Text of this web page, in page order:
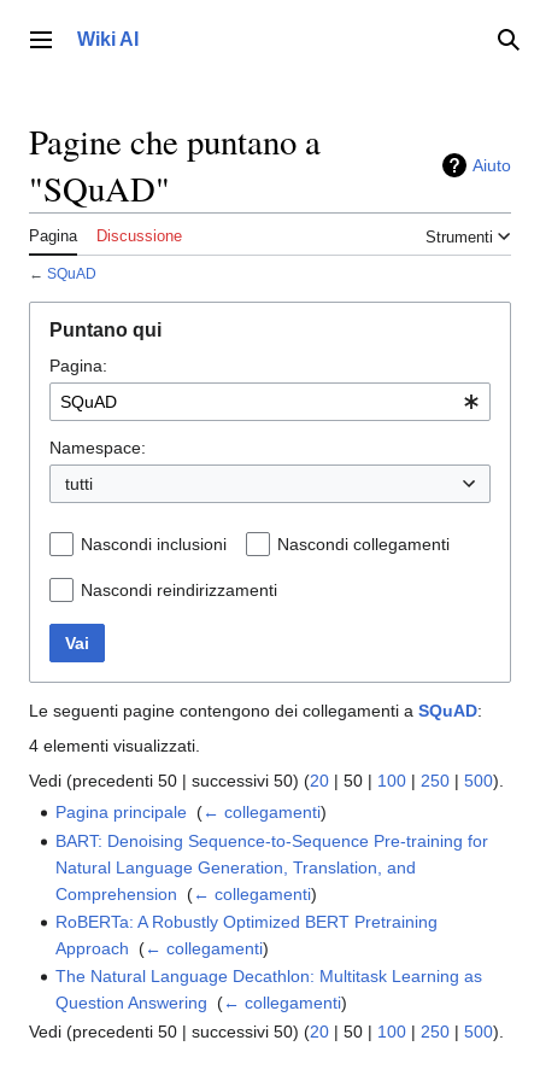
contenutoMenu principale
Wiki AI
Pagine che puntano a
"SQuAD"
Aiuto
Pagina Discussione Strumenti
← SQuAD
Puntano qui
Pagina:
Namespace:
tutti
Nascondi inclusioni Nascondi collegamenti
Nascondi reindirizzamenti
Vai
Le seguenti pagine contengono dei collegamenti a SQuAD:
4 elementi visualizzati.
Vedi (precedenti 50 | successivi 50) (20 | 50 | 100 | 250 | 500).
Pagina principale ‎(← collegamenti)
BART: Denoising Sequence-to-Sequence Pre-training for
Natural Language Generation, Translation, and
Comprehension ‎(← collegamenti)
RoBERTa: A Robustly Optimized BERT Pretraining
Approach ‎(← collegamenti)
The Natural Language Decathlon: Multitask Learning as
Question Answering ‎(← collegamenti)
Vedi (precedenti 50 | successivi 50) (20 | 50 | 100 | 250 | 500).